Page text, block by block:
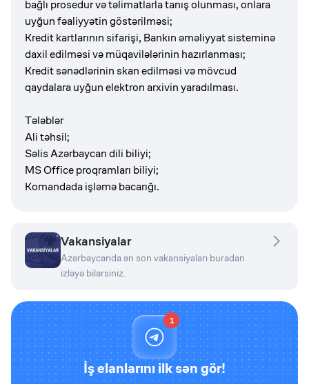
bağlı prosedur və təlimatlarla tanış olunması, onlara
uyğun fəaliyyətin göstərilməsi;
Kredit kartlarının sifarişi, Bankın əməliyyat sisteminə
daxil edilməsi və müqavilələrinin hazırlanması;
Kredit sənədlərinin skan edilməsi və mövcud
qaydalara uyğun elektron arxivin yaradılması.
Tələblər
Ali təhsil;
Səlis Azərbaycan dili biliyi;
MS Office proqramları biliyi;
Komandada işləmə bacarığı.
Vakansiyalar
Azərbaycanda ən son vakansiyaları buradan
izləyə bilərsiniz.
1
İş elanlarını ilk sən gör!